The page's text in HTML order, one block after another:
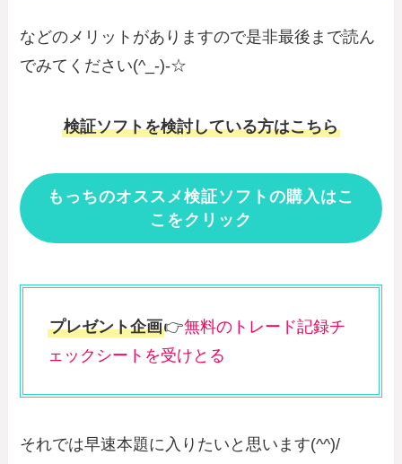
などのメリットがありますので是非最後まで読ん
でみてください(^_-)-☆
検証ソフトを検討している方はこちら
もっちのオススメ検証ソフトの購入はこ
こをクリック
プレゼント企画👉無料のトレード記録チ
ェックシートを受けとる
それでは早速本題に入りたいと思います(^^)/